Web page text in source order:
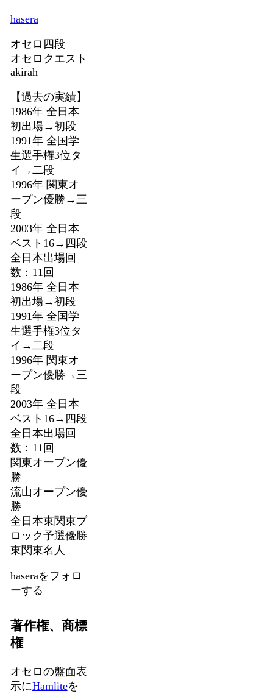
hasera
オセロ四段
オセロクエスト
akirah
【過去の実績】
1986年 全日本
初出場→初段
1991年 全国学
生選手権3位タ
イ→二段
1996年 関東オ
ープン優勝→三
段
2003年 全日本
ベスト16→四段
全日本出場回
数：11回
1986年 全日本
初出場→初段
1991年 全国学
生選手権3位タ
イ→二段
1996年 関東オ
ープン優勝→三
段
2003年 全日本
ベスト16→四段
全日本出場回
数：11回
関東オープン優
勝
流山オープン優
勝
全日本東関東ブ
ロック予選優勝
東関東名人
haseraをフォロ
ーする
著作権、商標
権
オセロの盤面表
示にHamliteを